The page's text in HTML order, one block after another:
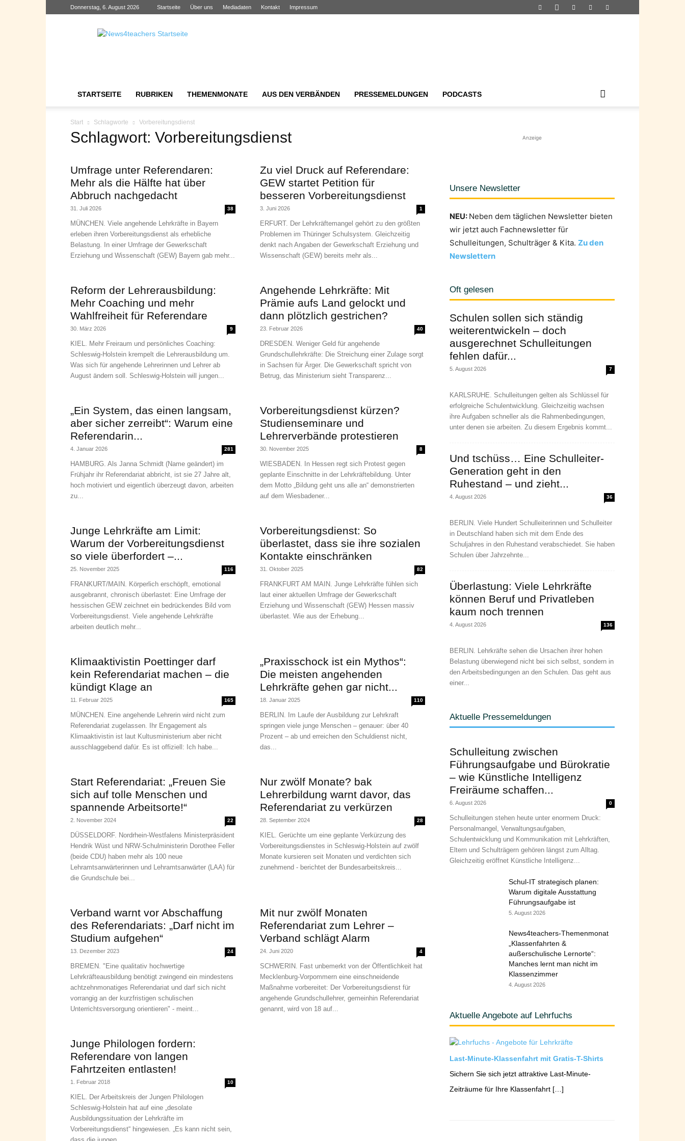
Donnerstag, 6. August 2026 Startseite Über uns Mediadaten Kontakt Impressum
News4teachers
STARTSEITE RUBRIKEN THEMENMONATE AUS DEN VERBÄNDEN PRESSEMELDUNGEN PODCASTS
Start Schlagworte Vorbereitungsdienst
Schlagwort: Vorbereitungsdienst
Umfrage unter Referendaren:
Mehr als die Hälfte hat über
Abbruch nachgedacht
31. Juli 2026 38
MÜNCHEN. Viele angehende Lehrkräfte in Bayern
erleben ihren Vorbereitungsdienst als erhebliche
Belastung. In einer Umfrage der Gewerkschaft
Erziehung und Wissenschaft (GEW) Bayern gab mehr...
Zu viel Druck auf Referendare:
GEW startet Petition für
besseren Vorbereitungsdienst
3. Juni 2026 1
ERFURT. Der Lehrkräftemangel gehört zu den größten
Problemen im Thüringer Schulsystem. Gleichzeitig
denkt nach Angaben der Gewerkschaft Erziehung und
Wissenschaft (GEW) bereits mehr als...
Reform der Lehrerausbildung:
Mehr Coaching und mehr
Wahlfreiheit für Referendare
30. März 2026 9
KIEL. Mehr Freiraum und persönliches Coaching:
Schleswig-Holstein krempelt die Lehrerausbildung um.
Was sich für angehende Lehrerinnen und Lehrer ab
August ändern soll. Schleswig-Holstein will jungen...
Angehende Lehrkräfte: Mit
Prämie aufs Land gelockt und
dann plötzlich gestrichen?
23. Februar 2026 40
DRESDEN. Weniger Geld für angehende
Grundschullehrkräfte: Die Streichung einer Zulage sorgt
in Sachsen für Ärger. Die Gewerkschaft spricht von
Betrug, das Ministerium sieht Transparenz...
„Ein System, das einen langsam,
aber sicher zerreibt“: Warum eine
Referendarin...
4. Januar 2026 281
HAMBURG. Als Janna Schmidt (Name geändert) im
Frühjahr ihr Referendariat abbricht, ist sie 27 Jahre alt,
hoch motiviert und eigentlich überzeugt davon, arbeiten
zu...
Vorbereitungsdienst kürzen?
Studienseminare und
Lehrerverbände protestieren
30. November 2025 8
WIESBADEN. In Hessen regt sich Protest gegen
geplante Einschnitte in der Lehrkräftebildung. Unter
dem Motto „Bildung geht uns alle an“ demonstrierten
auf dem Wiesbadener...
Junge Lehrkräfte am Limit:
Warum der Vorbereitungsdienst
so viele überfordert –...
25. November 2025 116
FRANKURT/MAIN. Körperlich erschöpft, emotional
ausgebrannt, chronisch überlastet: Eine Umfrage der
hessischen GEW zeichnet ein bedrückendes Bild vom
Vorbereitungsdienst. Viele angehende Lehrkräfte
arbeiten deutlich mehr...
Vorbereitungsdienst: So
überlastet, dass sie ihre sozialen
Kontakte einschränken
31. Oktober 2025 82
FRANKFURT AM MAIN. Junge Lehrkräfte fühlen sich
laut einer aktuellen Umfrage der Gewerkschaft
Erziehung und Wissenschaft (GEW) Hessen massiv
überlastet. Wie aus der Erhebung...
Klimaaktivistin Poettinger darf
kein Referendariat machen – die
kündigt Klage an
11. Februar 2025 165
MÜNCHEN. Eine angehende Lehrerin wird nicht zum
Referendariat zugelassen. Ihr Engagement als
Klimaaktivistin ist laut Kultusministerium aber nicht
ausschlaggebend dafür. Es ist offiziell: Ich habe...
„Praxisschock ist ein Mythos“:
Die meisten angehenden
Lehrkräfte gehen gar nicht...
18. Januar 2025 110
BERLIN. Im Laufe der Ausbildung zur Lehrkraft
springen viele junge Menschen – genauer: über 40
Prozent – ab und erreichen den Schuldienst nicht,
das...
Start Referendariat: „Freuen Sie
sich auf tolle Menschen und
spannende Arbeitsorte!“
2. November 2024 22
DÜSSELDORF. Nordrhein-Westfalens Ministerpräsident
Hendrik Wüst und NRW-Schulministerin Dorothee Feller
(beide CDU) haben mehr als 100 neue
Lehramtsanwärterinnen und Lehramtsanwärter (LAA) für
die Grundschule bei...
Nur zwölf Monate? bak
Lehrerbildung warnt davor, das
Referendariat zu verkürzen
28. September 2024 28
KIEL. Gerüchte um eine geplante Verkürzung des
Vorbereitungsdienstes in Schleswig-Holstein auf zwölf
Monate kursieren seit Monaten und verdichten sich
zunehmend - berichtet der Bundesarbeitskreis...
Verband warnt vor Abschaffung
des Referendariats: „Darf nicht im
Studium aufgehen“
13. Dezember 2023 24
BREMEN. "Eine qualitativ hochwertige
Lehrkräfteausbildung benötigt zwingend ein mindestens
achtzehnmonatiges Referendariat und darf sich nicht
vorrangig an der kurzfristigen schulischen
Unterrichtsversorgung orientieren" - meint...
Mit nur zwölf Monaten
Referendariat zum Lehrer –
Verband schlägt Alarm
24. Juni 2020 4
SCHWERIN. Fast unbemerkt von der Öffentlichkeit hat
Mecklenburg-Vorpommern eine einschneidende
Maßnahme vorbereitet: Der Vorbereitungsdienst für
angehende Grundschullehrer, gemeinhin Referendariat
genannt, wird von 18 auf...
Junge Philologen fordern:
Referendare von langen
Fahrtzeiten entlasten!
1. Februar 2018 10
KIEL. Der Arbeitskreis der Jungen Philologen
Schleswig-Holstein hat auf eine „desolate
Ausbildungssituation der Lehrkräfte im
Vorbereitungsdienst“ hingewiesen. „Es kann nicht sein,
Anzeige
Unsere Newsletter
NEU: Neben dem täglichen Newsletter bieten
wir jetzt auch Fachnewsletter für
Schulleitungen, Schulträger & Kita. Zu den
Newslettern
Oft gelesen
Schulen sollen sich ständig
weiterentwickeln – doch
ausgerechnet Schulleitungen
fehlen dafür...
5. August 2026 7
KARLSRUHE. Schulleitungen gelten als Schlüssel für
erfolgreiche Schulentwicklung. Gleichzeitig wachsen
ihre Aufgaben schneller als die Rahmenbedingungen,
unter denen sie arbeiten. Zu diesem Ergebnis kommt...
Und tschüss… Eine Schulleiter-
Generation geht in den
Ruhestand – und zieht...
4. August 2026 36
BERLIN. Viele Hundert Schulleiterinnen und Schulleiter
in Deutschland haben sich mit dem Ende des
Schuljahres in den Ruhestand verabschiedet. Sie haben
Schulen über Jahrzehnte...
Überlastung: Viele Lehrkräfte
können Beruf und Privatleben
kaum noch trennen
4. August 2026 136
BERLIN. Lehrkräfte sehen die Ursachen ihrer hohen
Belastung überwiegend nicht bei sich selbst, sondern in
den Arbeitsbedingungen an den Schulen. Das geht aus
einer...
Aktuelle Pressemeldungen
Schulleitung zwischen
Führungsaufgabe und Bürokratie
– wie Künstliche Intelligenz
Freiräume schaffen...
6. August 2026 0
Schulleitungen stehen heute unter enormem Druck:
Personalmangel, Verwaltungsaufgaben,
Schulentwicklung und Kommunikation mit Lehrkräften,
Eltern und Schulträgern gehören längst zum Alltag.
Gleichzeitig eröffnet Künstliche Intelligenz...
Schul-IT strategisch planen:
Warum digitale Ausstattung
Führungsaufgabe ist
5. August 2026
News4teachers-Themenmonat
„Klassenfahrten &
außerschulische Lernorte“:
Manches lernt man nicht im
Klassenzimmer
4. August 2026
Aktuelle Angebote auf Lehrfuchs
Last-Minute-Klassenfahrt mit Gratis-T-Shirts
Sichern Sie sich jetzt attraktive Last-Minute-
Zeiträume für Ihre Klassenfahrt […]